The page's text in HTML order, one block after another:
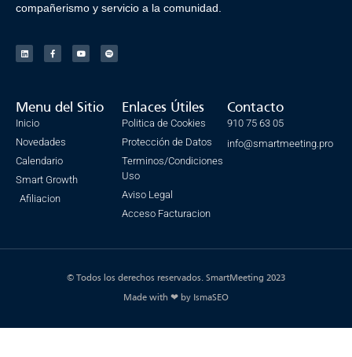
compañerismo y servicio a la comunidad.
Menu del Sitio
Inicio
Novedades
Calendario
Smart Growth
Afiliacion
Enlaces Útiles
Politica de Cookies
Protección de Datos
Terminos/Condiciones
Uso
Aviso Legal
Acceso Facturacion
Contacto
910 75 63 05
info@smartmeeting.pro
© Todos los derechos reservados. SmartMeeting 2023
Made with ❤ by IsmaSEO